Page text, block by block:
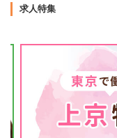
求人特集